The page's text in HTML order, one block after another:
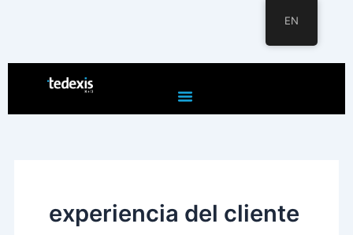
experiencia del cliente
EN